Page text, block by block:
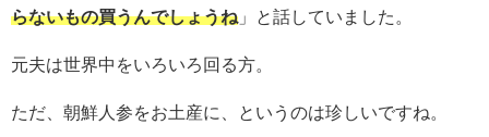
らないもの買うんでしょうね 」と話していました。
元夫は世界中をいろいろ回る方。
ただ、朝鮮人参をお土産に、というのは珍しいですね。